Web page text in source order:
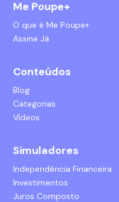
Me Poupe+
O que é Me Poupe+
Assine Já
Conteúdos
Blog
Categorias
Vídeos
Simuladores
Independência Financeira
Investimentos
Juros Composto